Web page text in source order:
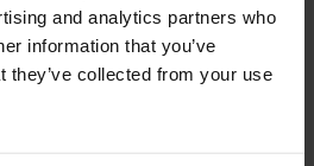
and analytics partners who
information that you’ve
they’ve collected from your use